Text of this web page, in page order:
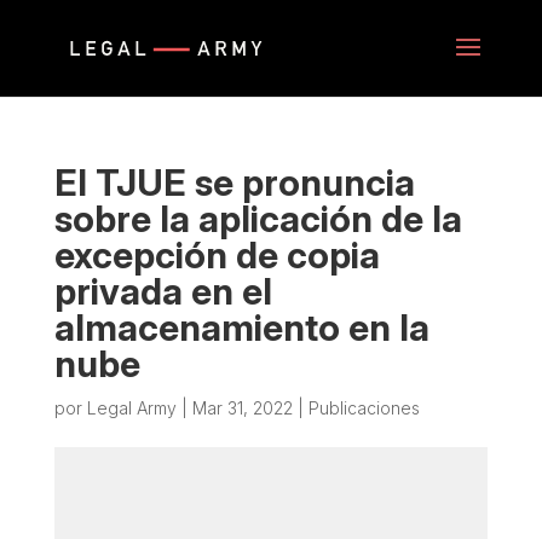
El TJUE se pronuncia
sobre la aplicación de la
excepción de copia
privada en el
almacenamiento en la
nube
por Legal Army Mar 31, 2022 Publicaciones